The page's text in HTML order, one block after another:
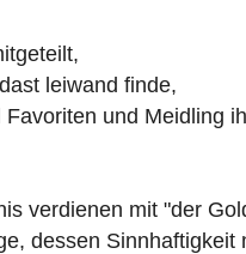
leiwand finde,
und Meidling
verdienen mit "der
dessen